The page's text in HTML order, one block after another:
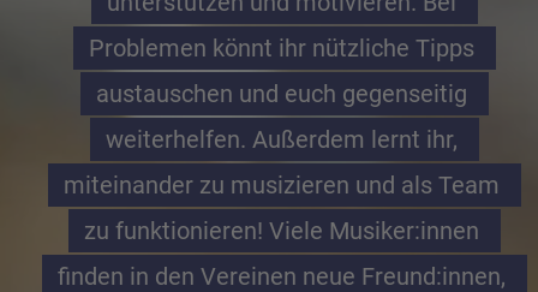
Problemen könnt ihr nützliche Tipps
austauschen und euch gegenseitig
weiterhelfen. Außerdem lernt ihr,
miteinander zu musizieren und als Team
zu funktionieren! Viele Musiker:innen
finden in den Vereinen neue Freund:innen,